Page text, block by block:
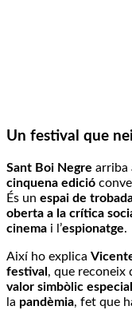
Un festival que
Sant Boi Negre arriba
cinquena edició
És un espai de
oberta a la crítica
cinema i l’espionatge.
Així ho explica
festival , que reconeix
valor simbòlic especial
la pandèmia, fet que